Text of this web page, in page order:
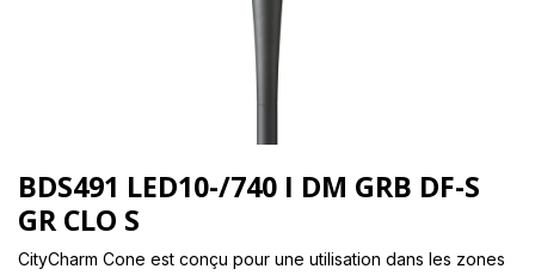
BDS491 LED10-/740 I DM GRB DF-S
GR CLO S
CityCharm Cone est conçu pour une utilisation dans les zones